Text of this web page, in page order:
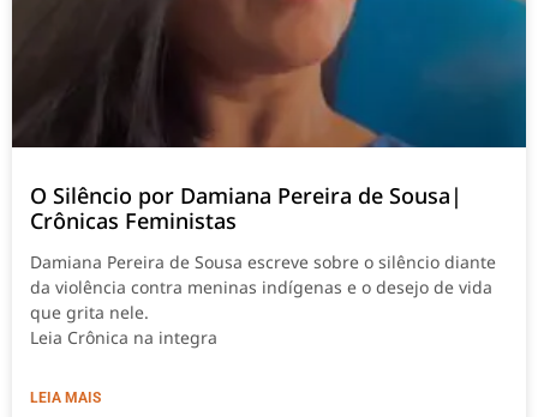
O Silêncio por Damiana Pereira de Sousa|
Crônicas Feministas
Damiana Pereira de Sousa escreve sobre o silêncio diante
da violência contra meninas indígenas e o desejo de vida
que grita nele.
Leia Crônica na integra
LEIA MAIS